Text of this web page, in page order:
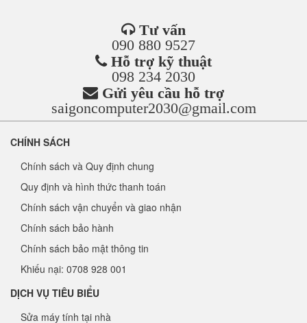
Tư vấn
090 880 9527
Hỗ trợ kỹ thuật
098 234 2030
Gửi yêu cầu hỗ trợ
saigoncomputer2030@gmail.com
CHÍNH SÁCH
Chính sách và Quy định chung
Quy định và hình thức thanh toán
Chính sách vận chuyển và giao nhận
Chính sách bảo hành
Chính sách bảo mật thông tin
Khiếu nại: 0708 928 001
DỊCH VỤ TIÊU BIỂU
Sửa máy tính tại nhà